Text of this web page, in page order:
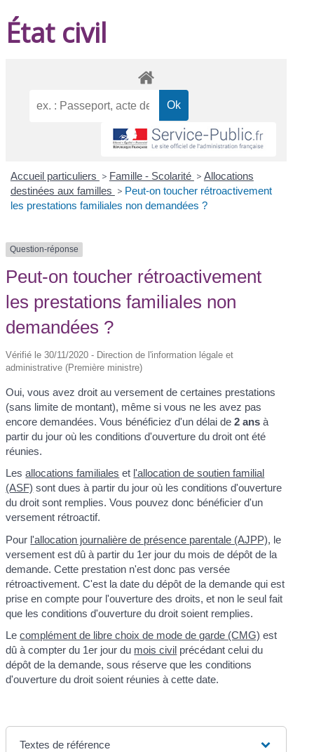
État civil
Accueil particuliers > Famille - Scolarité > Allocations
destinées aux familles > Peut-on toucher rétroactivement
les prestations familiales non demandées ?
Question-réponse
Peut-on toucher rétroactivement
les prestations familiales non
demandées ?
Vérifié le 30/11/2020 - Direction de l'information légale et
administrative (Première ministre)
Oui, vous avez droit au versement de certaines prestations
(sans limite de montant), même si vous ne les avez pas
encore demandées. Vous bénéficiez d'un délai de2 ans à
partir du jour où les conditions d'ouverture du droit ont été
réunies.
Lesallocations familiales et l'allocation de soutien familial
(ASF) sont dues à partir du jour où les conditions d'ouverture
du droit sont remplies. Vous pouvez donc bénéficier d'un
versement rétroactif.
Pour l'allocation journalière de présence parentale (AJPP), le
versement est dû à partir du 1er jour du mois de dépôt de la
demande. Cette prestation n'est donc pas versée
rétroactivement. C'est la date du dépôt de la demande qui est
prise en compte pour l'ouverture des droits, et non le seul fait
que les conditions d'ouverture du droit soient remplies.
Lecomplément de libre choix de mode de garde (CMG) est
dû à compter du 1er jour du mois civil précédant celui du
dépôt de la demande, sous réserve que les conditions
d'ouverture du droit soient réunies à cette date.
Textes de référence